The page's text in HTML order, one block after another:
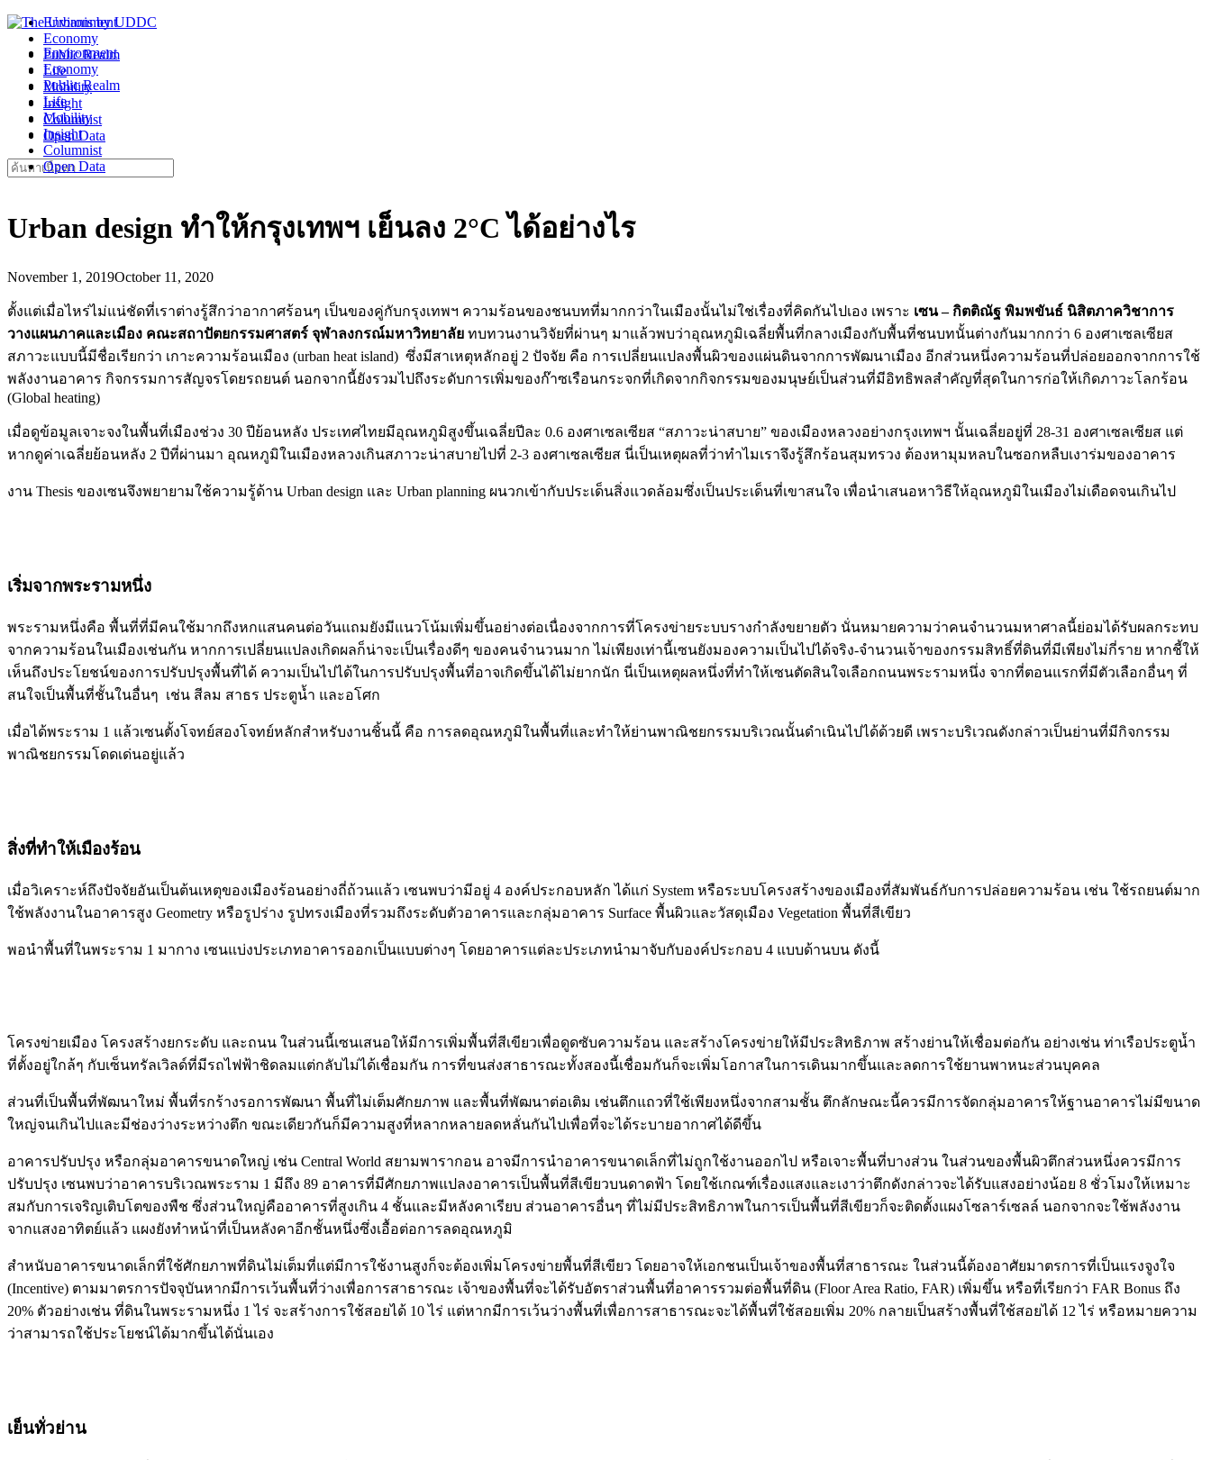
Skip
contentEnvironment
Economy
Public Realm
Life
Mobility
Insight
Columnist
Open Data
Environment
Economy
Public Realm
Life
Mobility
Insight
Columnist
Open Data
Search
for:
Urban design ทำให้กรุงเทพฯ เย็นลง 2°C ได้อย่างไร
November 1, 2019October 11, 2020
ตั้งแต่เมื่อไหร่ไม่แน่ชัดที่เราต่างรู้สึกว่าอากาศร้อนๆ เป็นของคู่กับกรุงเทพฯ ความร้อนของชนบทที่มากกว่าในเมืองนั้นไม่ใช่เรื่องที่คิดกันไปเอง เพราะ เซน – กิตติณัฐ พิมพขันธ์ นิสิตภาควิชาการ
วางแผนภาคและเมือง คณะสถาปัตยกรรมศาสตร์ จุฬาลงกรณ์มหาวิทยาลัย ทบทวนงานวิจัยที่ผ่านๆ มาแล้วพบว่าอุณหภูมิเฉลี่ยพื้นที่กลางเมืองกับพื้นที่ชนบทนั้นต่างกันมากกว่า 6 องศาเซลเซียส
สภาวะแบบนี้มีชื่อเรียกว่า เกาะความร้อนเมือง (urban heat island) ซึ่งมีสาเหตุหลักอยู่ 2 ปัจจัย คือ การเปลี่ยนแปลงพื้นผิวของแผ่นดินจากการพัฒนาเมือง อีกส่วนหนึ่งความร้อนที่ปล่อยออกจากการใช้
พลังงานอาคาร กิจกรรมการสัญจรโดยรถยนต์ นอกจากนี้ยังรวมไปถึงระดับการเพิ่มของก๊าซเรือนกระจกที่เกิดจากกิจกรรมของมนุษย์เป็นส่วนที่มีอิทธิพลสำคัญที่สุดในการก่อให้เกิดภาวะโลกร้อน
(Global heating)
เมื่อดูข้อมูลเจาะจงในพื้นที่เมืองช่วง 30 ปีย้อนหลัง ประเทศไทยมีอุณหภูมิสูงขึ้นเฉลี่ยปีละ 0.6 องศาเซลเซียส “สภาวะน่าสบาย” ของเมืองหลวงอย่างกรุงเทพฯ นั้นเฉลี่ยอยู่ที่ 28-31 องศาเซลเซียส แต่
หากดูค่าเฉลี่ยย้อนหลัง 2 ปีที่ผ่านมา อุณหภูมิในเมืองหลวงเกินสภาวะน่าสบายไปที่ 2-3 องศาเซลเซียส นี่เป็นเหตุผลที่ว่าทำไมเราจึงรู้สึกร้อนสุมทรวง ต้องหามุมหลบในซอกหลืบเงาร่มของอาคาร
งาน Thesis ของเซนจึงพยายามใช้ความรู้ด้าน Urban design และ Urban planning ผนวกเข้ากับประเด็นสิ่งแวดล้อมซึ่งเป็นประเด็นที่เขาสนใจ เพื่อนำเสนอหาวิธีให้อุณหภูมิในเมืองไม่เดือดจนเกินไป
เริ่มจากพระรามหนึ่ง
พระรามหนึ่งคือ พื้นที่ที่มีคนใช้มากถึงหกแสนคนต่อวันแถมยังมีแนวโน้มเพิ่มขึ้นอย่างต่อเนื่องจากการที่โครงข่ายระบบรางกำลังขยายตัว นั่นหมายความว่าคนจำนวนมหาศาลนี้ย่อมได้รับผลกระทบ
จากความร้อนในเมืองเช่นกัน หากการเปลี่ยนแปลงเกิดผลก็น่าจะเป็นเรื่องดีๆ ของคนจำนวนมาก ไม่เพียงเท่านี้เซนยังมองความเป็นไปได้จริง-จำนวนเจ้าของกรรมสิทธิ์ที่ดินที่มีเพียงไม่กี่ราย หากชี้ให้
เห็นถึงประโยชน์ของการปรับปรุงพื้นที่ได้ ความเป็นไปได้ในการปรับปรุงพื้นที่อาจเกิดขึ้นได้ไม่ยากนัก นี่เป็นเหตุผลหนึ่งที่ทำให้เซนตัดสินใจเลือกถนนพระรามหนึ่ง จากที่ตอนแรกที่มีตัวเลือกอื่นๆ ที่
สนใจเป็นพื้นที่ชั้นในอื่นๆ เช่น สีลม สาธร ประตูน้ำ และอโศก
เมื่อได้พระราม 1 แล้วเซนตั้งโจทย์สองโจทย์หลักสำหรับงานชิ้นนี้ คือ การลดอุณหภูมิในพื้นที่และทำให้ย่านพาณิชยกรรมบริเวณนั้นดำเนินไปได้ด้วยดี เพราะบริเวณดังกล่าวเป็นย่านที่มีกิจกรรม
พาณิชยกรรมโดดเด่นอยู่แล้ว
สิ่งที่ทำให้เมืองร้อน
เมื่อวิเคราะห์ถึงปัจจัยอันเป็นต้นเหตุของเมืองร้อนอย่างถี่ถ้วนแล้ว เซนพบว่ามีอยู่ 4 องค์ประกอบหลัก ได้แก่ System หรือระบบโครงสร้างของเมืองที่สัมพันธ์กับการปล่อยความร้อน เช่น ใช้รถยนต์มาก
ใช้พลังงานในอาคารสูง Geometry หรือรูปร่าง รูปทรงเมืองที่รวมถึงระดับตัวอาคารและกลุ่มอาคาร Surface พื้นผิวและวัสดุเมือง Vegetation พื้นที่สีเขียว
พอนำพื้นที่ในพระราม 1 มากาง เซนแบ่งประเภทอาคารออกเป็นแบบต่างๆ โดยอาคารแต่ละประเภทนำมาจับกับองค์ประกอบ 4 แบบด้านบน ดังนี้
โครงข่ายเมือง โครงสร้างยกระดับ และถนน ในส่วนนี้เซนเสนอให้มีการเพิ่มพื้นที่สีเขียวเพื่อดูดซับความร้อน และสร้างโครงข่ายให้มีประสิทธิภาพ สร้างย่านให้เชื่อมต่อกัน อย่างเช่น ท่าเรือประตูน้ำ
ที่ตั้งอยู่ใกล้ๆ กับเซ็นทรัลเวิลด์ที่มีรถไฟฟ้าชิดลมแต่กลับไม่ได้เชื่อมกัน การที่ขนส่งสาธารณะทั้งสองนี้เชื่อมกันก็จะเพิ่มโอกาสในการเดินมากขึ้นและลดการใช้ยานพาหนะส่วนบุคคล
ส่วนที่เป็นพื้นที่พัฒนาใหม่ พื้นที่รกร้างรอการพัฒนา พื้นที่ไม่เต็มศักยภาพ และพื้นที่พัฒนาต่อเติม เช่นตึกแถวที่ใช้เพียงหนึ่งจากสามชั้น ตึกลักษณะนี้ควรมีการจัดกลุ่มอาคารให้ฐานอาคารไม่มีขนาด
ใหญ่จนเกินไปและมีช่องว่างระหว่างตึก ขณะเดียวกันก็มีความสูงที่หลากหลายลดหลั่นกันไปเพื่อที่จะได้ระบายอากาศได้ดีขึ้น
อาคารปรับปรุง หรือกลุ่มอาคารขนาดใหญ่ เช่น Central World สยามพารากอน อาจมีการนำอาคารขนาดเล็กที่ไม่ถูกใช้งานออกไป หรือเจาะพื้นที่บางส่วน ในส่วนของพื้นผิวตึกส่วนหนึ่งควรมีการ
ปรับปรุง เซนพบว่าอาคารบริเวณพระราม 1 มีถึง 89 อาคารที่มีศักยภาพแปลงอาคารเป็นพื้นที่สีเขียวบนดาดฟ้า โดยใช้เกณฑ์เรื่องแสงและเงาว่าตึกดังกล่าวจะได้รับแสงอย่างน้อย 8 ชั่วโมงให้เหมาะ
สมกับการเจริญเติบโตของพืช ซึ่งส่วนใหญ่คืออาคารที่สูงเกิน 4 ชั้นและมีหลังคาเรียบ ส่วนอาคารอื่นๆ ที่ไม่มีประสิทธิภาพในการเป็นพื้นที่สีเขียวก็จะติดตั้งแผงโซลาร์เซลล์ นอกจากจะใช้พลังงาน
จากแสงอาทิตย์แล้ว แผงยังทำหน้าที่เป็นหลังคาอีกชั้นหนึ่งซึ่งเอื้อต่อการลดอุณหภูมิ
สำหนับอาคารขนาดเล็กที่ใช้ศักยภาพที่ดินไม่เต็มที่แต่มีการใช้งานสูงก็จะต้องเพิ่มโครงข่ายพื้นที่สีเขียว โดยอาจให้เอกชนเป็นเจ้าของพื้นที่สาธารณะ ในส่วนนี้ต้องอาศัยมาตรการที่เป็นแรงจูงใจ
(Incentive) ตามมาตรการปัจจุบันหากมีการเว้นพื้นที่ว่างเพื่อการสาธารณะ เจ้าของพื้นที่จะได้รับอัตราส่วนพื้นที่อาคารรวมต่อพื้นที่ดิน (Floor Area Ratio, FAR) เพิ่มขึ้น หรือที่เรียกว่า FAR Bonus ถึง
20% ตัวอย่างเช่น ที่ดินในพระรามหนึ่ง 1 ไร่ จะสร้างการใช้สอยได้ 10 ไร่ แต่หากมีการเว้นว่างพื้นที่เพื่อการสาธารณะจะได้พื้นที่ใช้สอยเพิ่ม 20% กลายเป็นสร้างพื้นที่ใช้สอยได้ 12 ไร่ หรือหมายความ
ว่าสามารถใช้ประโยชน์ได้มากขึ้นได้นั่นเอง
เย็นทั่วย่าน